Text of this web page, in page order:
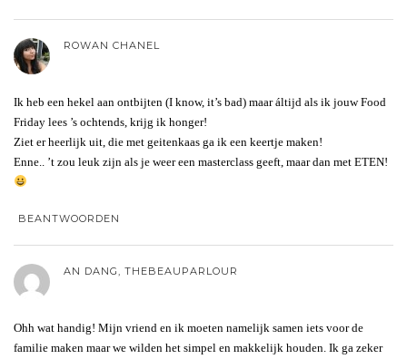
ROWAN CHANEL
Ik heb een hekel aan ontbijten (I know, it’s bad) maar áltijd als ik jouw Food
Friday lees ’s ochtends, krijg ik honger!
Ziet er heerlijk uit, die met geitenkaas ga ik een keertje maken!
Enne.. ’t zou leuk zijn als je weer een masterclass geeft, maar dan met ETEN!
BEANTWOORDEN
AN DANG, THEBEAUPARLOUR
Ohh wat handig! Mijn vriend en ik moeten namelijk samen iets voor de
familie maken maar we wilden het simpel en makkelijk houden. Ik ga zeker